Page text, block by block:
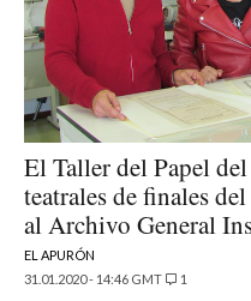
El Taller del Papel
teatrales de finales
al Archivo General
EL APURÓN
31.01.2020 - 14:46 GMT
1